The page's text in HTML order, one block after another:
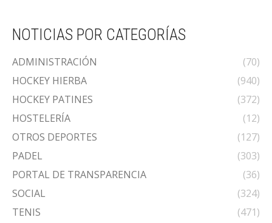
NOTICIAS POR CATEGORÍAS
ADMINISTRACIÓN
(70)
HOCKEY HIERBA
(940)
HOCKEY PATINES
(372)
HOSTELERÍA
(12)
OTROS DEPORTES
(127)
PADEL
(303)
PORTAL DE TRANSPARENCIA
(36)
SOCIAL
(324)
TENIS
(471)